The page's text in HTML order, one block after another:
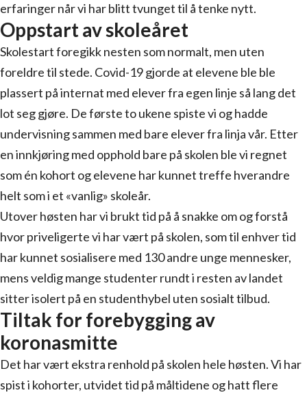
erfaringer når vi har blitt tvunget til å tenke nytt.
Oppstart av skoleåret
Skolestart foregikk nesten som normalt, men uten
foreldre til stede. Covid-19 gjorde at elevene ble ble
plassert på internat med elever fra egen linje så lang det
lot seg gjøre. De første to ukene spiste vi og hadde
undervisning sammen med bare elever fra linja vår. Etter
en innkjøring med opphold bare på skolen ble vi regnet
som én kohort og elevene har kunnet treffe hverandre
helt som i et «vanlig» skoleår.
Utover høsten har vi brukt tid på å snakke om og forstå
hvor priveligerte vi har vært på skolen, som til enhver tid
har kunnet sosialisere med 130 andre unge mennesker,
mens veldig mange studenter rundt i resten av landet
sitter isolert på en studenthybel uten sosialt tilbud.
Tiltak for forebygging av
koronasmitte
Det har vært ekstra renhold på skolen hele høsten. Vi har
spist i kohorter, utvidet tid på måltidene og hatt flere